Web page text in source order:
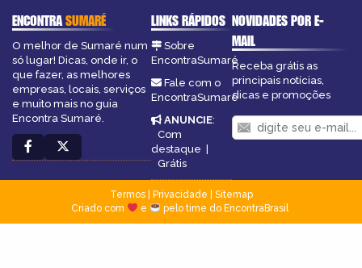
ENCONTRASUMARÉ
O melhor de Sumaré num
só lugar! Dicas, onde ir, o
que fazer, as melhores
empresas, locais, serviços
e muito mais no guia
Encontra Sumaré.
LINKS RÁPIDOS
Sobre
EncontraSumaré
Fale com o
EncontraSumaré
ANUNCIE:
Com
destaque |
Grátis
NOVIDADES POR E-
MAIL
Receba grátis as
principais notícias,
dicas e promoções
Termos| Privacidade
Sitemap
Criado com
e pelo time do EncontraBrasil